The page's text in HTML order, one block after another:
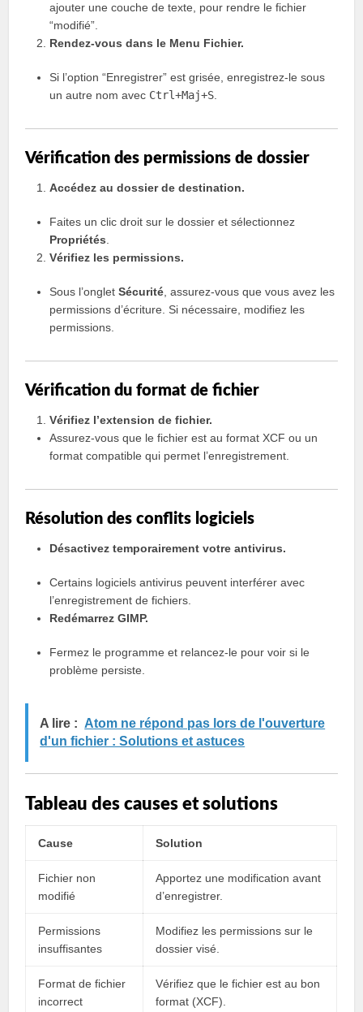
ajouter une couche de texte, pour rendre le fichier
“modifié”.
Rendez-vous dans le Menu Fichier.
Si l’option “Enregistrer” est grisée, enregistrez-le sous
un autre nom avec Ctrl+Maj+S
Vérification des permissions de dossier
Accédez au dossier de destination.
Faites un clic droit sur le dossier et sélectionnez
Propriétés
Vérifiez les permissions.
Sous l’ongletSécurité , assurez-vous que vous avez les
permissions d’écriture. Si nécessaire, modifiez les
permissions.
Vérification du format de fichier
Vérifiez l’extension de fichier.
Assurez-vous que le fichier est au format XCF ou un
format compatible qui permet l’enregistrement.
Résolution des conflits logiciels
Désactivez temporairement votre antivirus.
Certains logiciels antivirus peuvent interférer avec
l’enregistrement de fichiers.
Redémarrez GIMP.
Fermez le programme et relancez-le pour voir si le
problème persiste.
A lire : Atom ne répond pas lors de l'ouverture
d'un fichier : Solutions et astuces
Tableau des causes et solutions
Cause Solution
Fichier non
modifié
Apportez une modification avant
d’enregistrer.
Permissions
insuffisantes
Modifiez les permissions sur le
dossier visé.
Format de fichier
incorrect
Vérifiez que le fichier est au bon
format (XCF).